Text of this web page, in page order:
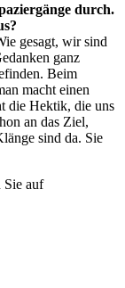
durch.
gesagt, wir sind
ganz
Beim
macht einen
die Hektik, die uns
an das Ziel,
sind da. Sie
Sie auf